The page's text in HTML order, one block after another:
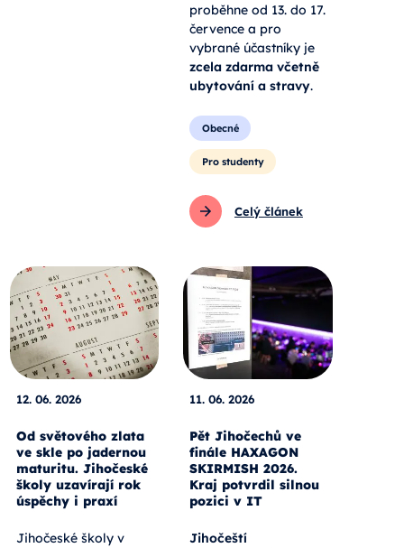
proběhne od 13. do 17.
července a pro
vybrané účastníky je
zcela zdarma včetně
ubytování a stravy.
Obecné
Pro studenty
Celý článek
12. 06. 2026
Od světového zlata
ve skle po jadernou
maturitu. Jihočeské
školy uzavírají rok
úspěchy i praxí
Jihočeské školy v
11. 06. 2026
Pět Jihočechů ve
finále HAXAGON
SKIRMISH 2026.
Kraj potvrdil silnou
pozici v IT
Jihočeští